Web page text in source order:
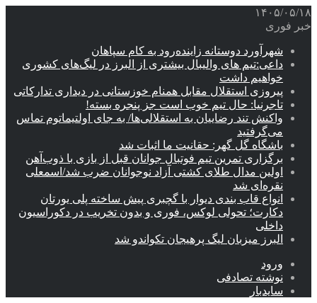
۱۴۰۵/۰۵/۱۸
خبر فوری
شهرآورد دوستانه زاینده‌رود به کام سپاهان
داعی:تیم های والیبال بیشتری از البرز در لیگ‌های کشوری
خواهیم داشت
پیروزی استقلال مقابل همنام خوزستانی در دیداری تدارکاتی
تاجرنیا: حال تیم خوب است جز پنجره بسته!
واکنش تند رضاییان به استقلالی‌ها/ به جای اولتیماتوم تماس
می‌گرفتید
باشگاه گل گهر: حقانیت ما اثبات شد
برگزاری تمرین تیم فوتبال جوانان قبل از بازی با ذوب‌آهن
اولین مدال طلای کشتی آزاد نوجوانان ضرب شد/اسمعلی
نقره‌ای شد
انواع قاب بندی دیوار با گچبری پیش ساخته پلی یورتان
دکارت؛ تحولی لوکس، فوری و بدون تخریب در دکوراسیون
داخلی
البرز میزبان لیگ پرهیجان تکواندو شد
ورود
نوشته تصادفی
سایدبار